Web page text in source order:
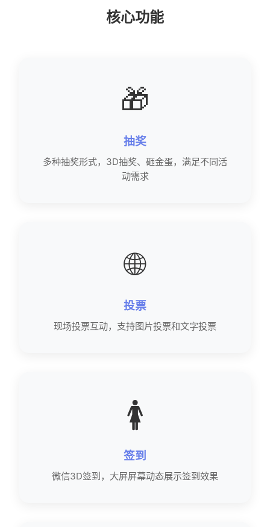
核心功能
🎁
抽奖
多种抽奖形式，3D抽奖、砸金蛋，满足不同活
动需求
🌐
投票
现场投票互动，支持图片投票和文字投票
🚺
签到
微信3D签到，大屏屏幕动态展示签到效果